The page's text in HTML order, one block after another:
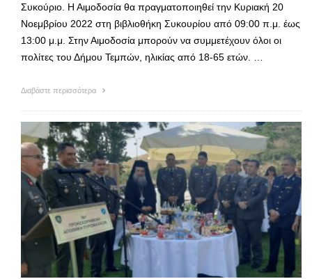
Συκούριο. Η Αιμοδοσία θα πραγματοποιηθεί την Κυριακή 20
Νοεμβρίου 2022 στη βιβλιοθήκη Συκουρίου από 09:00 π.μ. έως
13:00 μ.μ. Στην Αιμοδοσία μπορούν να συμμετέχουν όλοι οι
πολίτες του Δήμου Τεμπών, ηλικίας από 18-65 ετών. …
Διαβάστε περισσότερα